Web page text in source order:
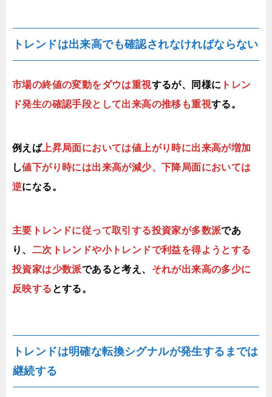
トレンドは出来高でも確認されなければならない
市場の終値の変動をダウは重視するが、同様に トレン
ド発生の確認手段として出来高の推移も重視する。
例えば上昇局面においては値上がり時に出来高が増加
し値下がり時には出来高が減少、下降局面においては
逆になる。
主要トレンドに従って取引する投資家が多数派であ
り、 二次トレンドや小トレンドで利益を得ようとする
投資家は少数派であると考え、 それが出来高の多少に
反映する とする。
トレンドは明確な転換シグナルが発生するまでは
継続する